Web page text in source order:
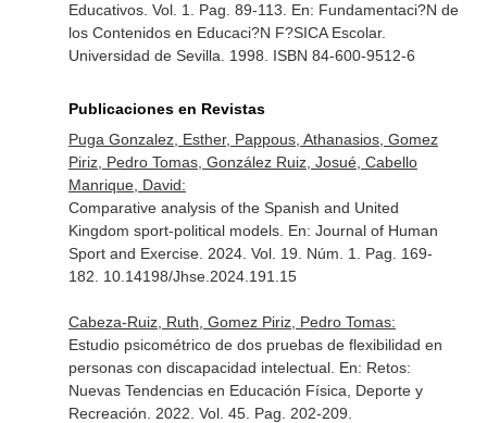
Educativos. Vol. 1. Pag. 89-113. En: Fundamentaci?N de
los Contenidos en Educaci?N F?SICA Escolar.
Universidad de Sevilla. 1998. ISBN 84-600-9512-6
Publicaciones en Revistas
Puga Gonzalez, Esther, Pappous, Athanasios, Gomez
Piriz, Pedro Tomas, González Ruiz, Josué, Cabello
Manrique, David:
Comparative analysis of the Spanish and United
Kingdom sport-political models. En: Journal of Human
Sport and Exercise. 2024. Vol. 19. Núm. 1. Pag. 169-
182. 10.14198/Jhse.2024.191.15
Cabeza-Ruiz, Ruth, Gomez Piriz, Pedro Tomas:
Estudio psicométrico de dos pruebas de flexibilidad en
personas con discapacidad intelectual. En: Retos:
Nuevas Tendencias en Educación Física, Deporte y
Recreación . 2022. Vol. 45. Pag. 202-209.